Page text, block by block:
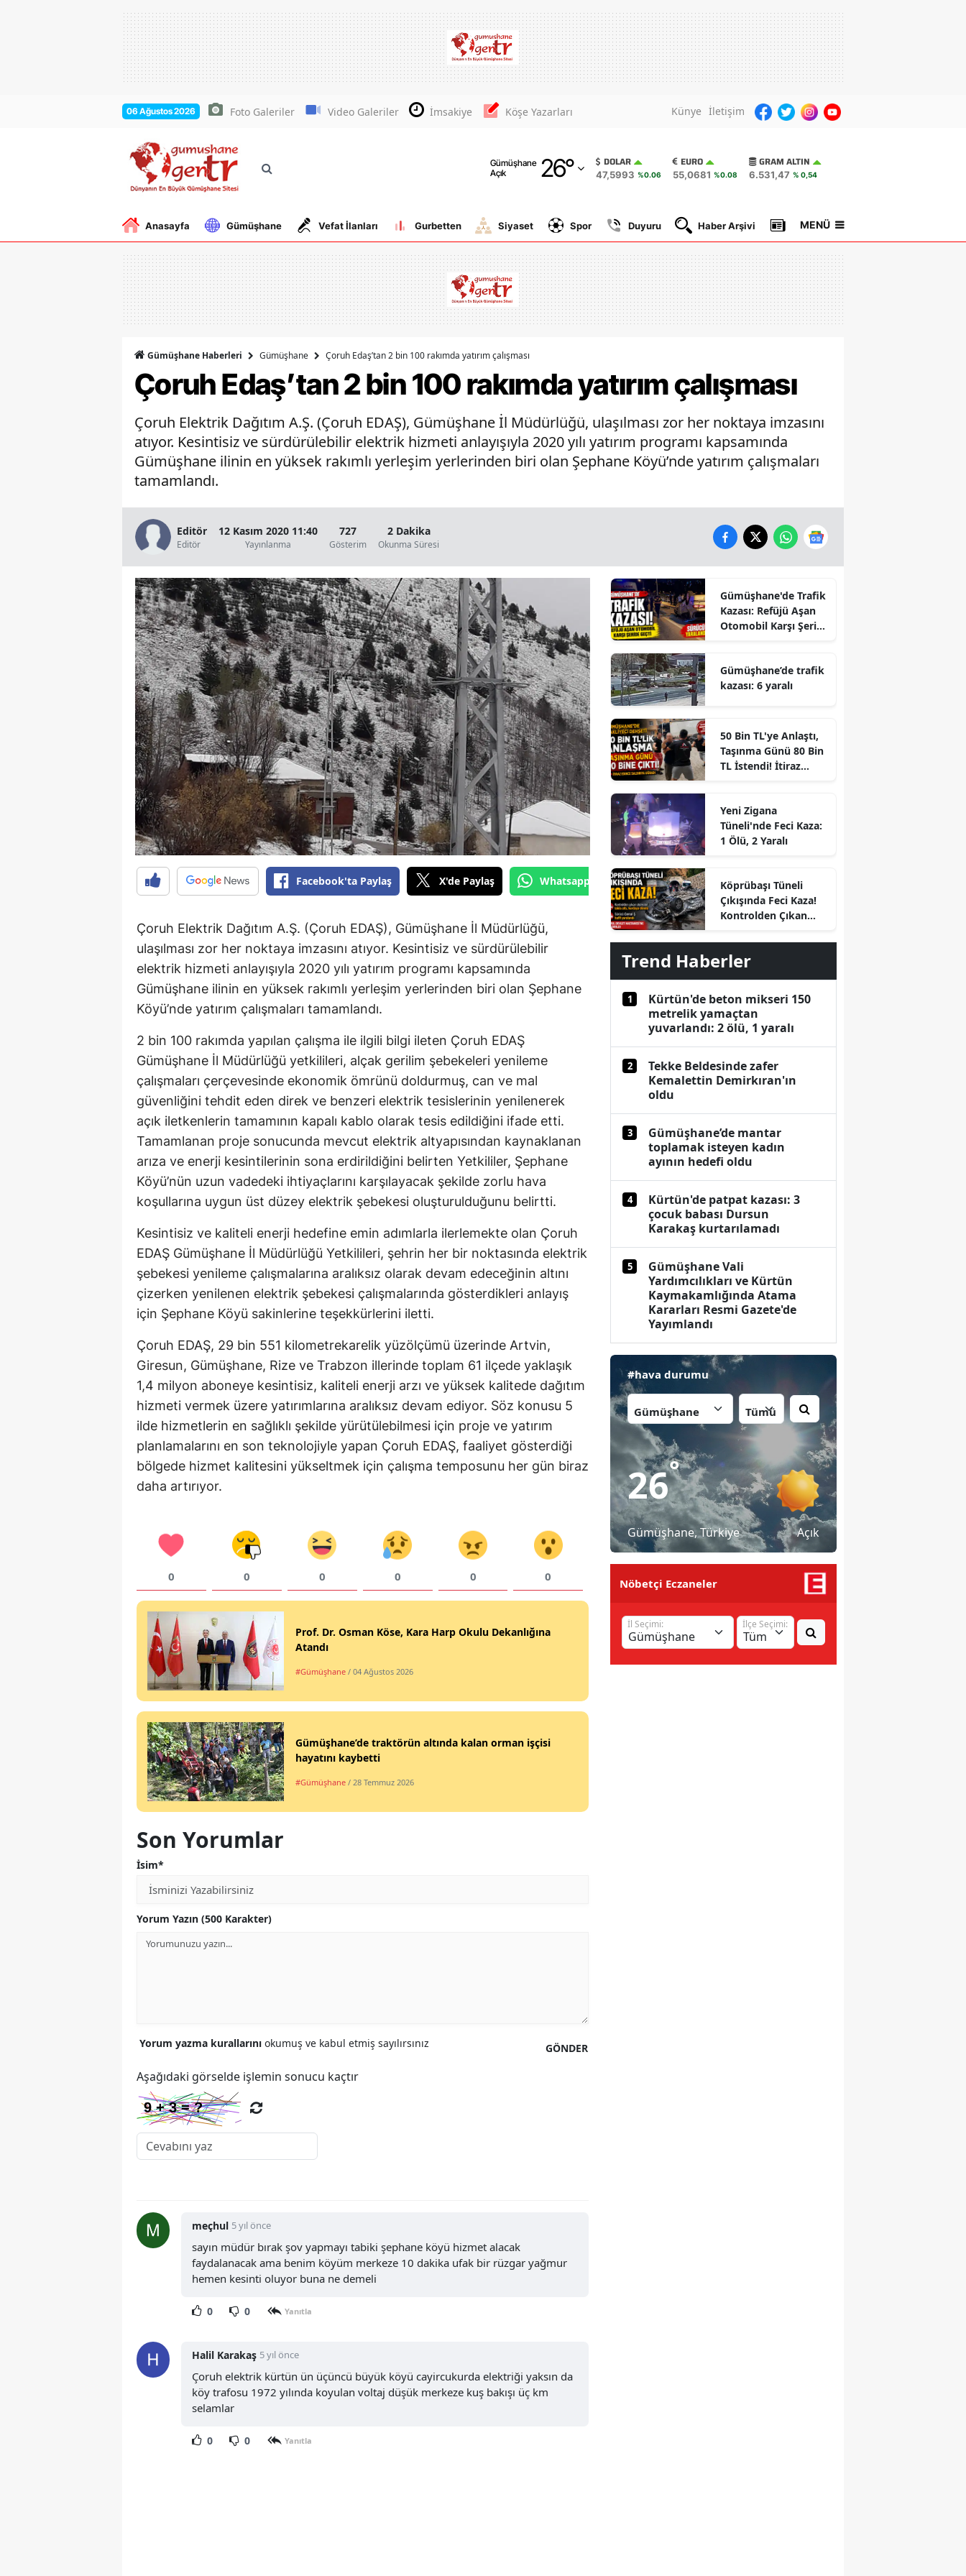
06 Ağustos 2026 Foto Galeriler Video Galeriler İmsakiye Köşe Yazarları Künye İletişim
Gümüşhane
Açık
26°
Adana
Adıyaman
Amasya
Antalya
Aydın
Balıkesir
Bitlis
Bolu
Burdur
Denizli
Diyarbakır
Edirne
Elazığ
Erzincan
Erzurum
Eskişehir
Gaziantep
Giresun
Gümüşhane
Hakkari
Hatay
Isparta
Mersin
İzmir
Kastamonu
Kayseri
Kırklareli
Konya
Kütahya
Manisa
Kahramanmaraş
Mardin
Muğla
Muş
Sakarya
Samsun
Tekirdağ
Trabzon
Iğdır
Osmaniye
Düzce
DOLAR
47,5993 %0.06
EURO
55,0681 %0.08
GRAM ALTIN
6.531,47 % 0,54
Anasayfa Gümüşhane Vefat İlanları Gurbetten Siyaset Spor Duyuru Haber Arşivi Gazete Manşetleri
MENÜ
Gümüşhane Haberleri Gümüşhane Çoruh Edaş’tan 2 bin 100 rakımda yatırım çalışması
Çoruh Edaş’tan 2 bin 100 rakımda yatırım çalışması
Çoruh Elektrik Dağıtım A.Ş. (Çoruh EDAŞ), Gümüşhane İl Müdürlüğü, ulaşılması zor her noktaya imzasını
atıyor. Kesintisiz ve sürdürülebilir elektrik hizmeti anlayışıyla 2020 yılı yatırım programı kapsamında
Gümüşhane ilinin en yüksek rakımlı yerleşim yerlerinden biri olan Şephane Köyü’nde yatırım çalışmaları
tamamlandı.
Editör
Editör
12 Kasım 2020 11:40
Yayınlanma
727
Gösterim
2 Dakika
Okunma Süresi
Facebook'ta Paylaş X'de Paylaş Whatsapp'tan Gönder
Çoruh Elektrik Dağıtım A.Ş. (Çoruh EDAŞ), Gümüşhane İl Müdürlüğü,
ulaşılması zor her noktaya imzasını atıyor. Kesintisiz ve sürdürülebilir
elektrik hizmeti anlayışıyla 2020 yılı yatırım programı kapsamında
Gümüşhane ilinin en yüksek rakımlı yerleşim yerlerinden biri olan Şephane
Köyü’nde yatırım çalışmaları tamamlandı.
2 bin 100 rakımda yapılan çalışma ile ilgili bilgi ileten Çoruh EDAŞ
Gümüşhane İl Müdürlüğü yetkilileri, alçak gerilim şebekeleri yenileme
çalışmaları çerçevesinde ekonomik ömrünü doldurmuş, can ve mal
güvenliğini tehdit eden direk ve benzeri elektrik tesislerinin yenilenerek
açık iletkenlerin tamamının kapalı kablo olarak tesis edildiğini ifade etti.
Tamamlanan proje sonucunda mevcut elektrik altyapısından kaynaklanan
arıza ve enerji kesintilerinin sona erdirildiğini belirten Yetkililer, Şephane
Köyü’nün uzun vadedeki ihtiyaçlarını karşılayacak şekilde zorlu hava
koşullarına uygun üst düzey elektrik şebekesi oluşturulduğunu belirtti.
Kesintisiz ve kaliteli enerji hedefine emin adımlarla ilerlemekte olan Çoruh
EDAŞ Gümüşhane İl Müdürlüğü Yetkilileri, şehrin her bir noktasında elektrik
şebekesi yenileme çalışmalarına aralıksız olarak devam edeceğinin altını
çizerken yenilenen elektrik şebekesi çalışmalarında gösterdikleri anlayış
için Şephane Köyü sakinlerine teşekkürlerini iletti.
Çoruh EDAŞ, 29 bin 551 kilometrekarelik yüzölçümü üzerinde Artvin,
Giresun, Gümüşhane, Rize ve Trabzon illerinde toplam 61 ilçede yaklaşık
1,4 milyon aboneye kesintisiz, kaliteli enerji arzı ve yüksek kalitede dağıtım
hizmeti vermek üzere yatırımlarına aralıksız devam ediyor. Söz konusu 5
ilde hizmetlerin en sağlıklı şekilde yürütülebilmesi için proje ve yatırım
planlamalarını en son teknolojiyle yapan Çoruh EDAŞ, faaliyet gösterdiği
bölgede hizmet kalitesini yükseltmek için çalışma temposunu her gün biraz
daha artırıyor.
0 0 0 0 0 0
Prof. Dr. Osman Köse, Kara Harp Okulu Dekanlığına
Atandı
#Gümüşhane / 04 Ağustos 2026
Gümüşhane’de traktörün altında kalan orman işçisi
hayatını kaybetti
#Gümüşhane / 28 Temmuz 2026
Son Yorumlar
İsim*
Yorum Yazın (500 Karakter)
GÖNDER
Yorum yazma kurallarını okumuş ve kabul etmiş sayılırsınız
Aşağıdaki görselde işlemin sonucu kaçtır
meçhul 5 yıl önce
sayın müdür bırak şov yapmayı tabiki şephane köyü hizmet alacak
faydalanacak ama benim köyüm merkeze 10 dakika ufak bir rüzgar yağmur
hemen kesinti oluyor buna ne demeli
0 0 Yanıtla
Halil Karakaş 5 yıl önce
Çoruh elektrik kürtün ün üçüncü büyük köyü cayircukurda elektriği yaksın da
köy trafosu 1972 yılında koyulan voltaj düşük merkeze kuş bakışı üç km
selamlar
0 0 Yanıtla
Gümüşhane'de Trafik
Kazası: Refüjü Aşan
Otomobil Karşı Şeride
Gümüşhane’de trafik
kazası: 6 yaralı
50 Bin TL'ye Anlaştı,
Taşınma Günü 80 Bin
TL İstendi! İtiraz
Yeni Zigana
Tüneli'nde Feci Kaza:
1 Ölü, 2 Yaralı
Köprübaşı Tüneli
Çıkışında Feci Kaza!
Kontrolden Çıkan
Takla Attı
Trend Haberler
1
Kürtün'de beton mikseri 150
metrelik yamaçtan
yuvarlandı: 2 ölü, 1 yaralı
2
Tekke Beldesinde zafer
Kemalettin Demirkıran'ın
oldu
3
Gümüşhane’de mantar
toplamak isteyen kadın
ayının hedefi oldu
4
Kürtün'de patpat kazası: 3
çocuk babası Dursun
Karakaş kurtarılamadı
5
Gümüşhane Vali
Yardımcılıkları ve Kürtün
Kaymakamlığında Atama
Kararları Resmi Gazete'de
Yayımlandı
#hava durumu
26°
Gümüşhane, Türkiye Açık
Nöbetçi Eczaneler
İl Seçimi: İlçe Seçimi: